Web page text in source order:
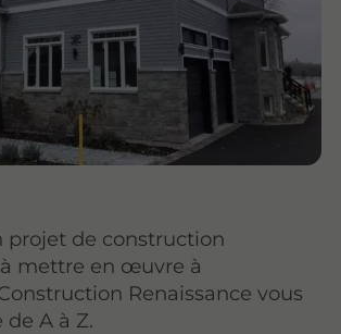
projet de construction
mettre en œuvre à
Renaissance vous
A à Z.